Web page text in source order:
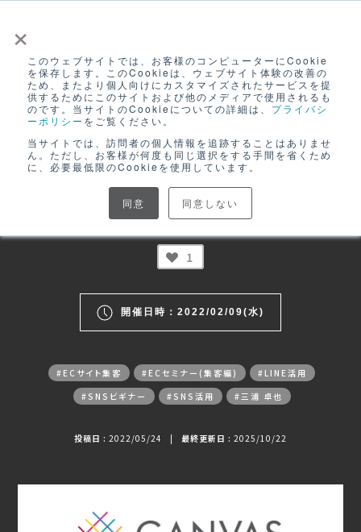
×
このウェブサイトでは、お客様のコンピューターにCookie
を保存します。このCookieは、ウェブサイト体験の改善の
ため、またより個人向けにカスタマイズされたサービスを提
供するためにこのサイトおよび他のメディアで使用されるも
のです。当サイトのCookieについての詳細は、 プライバシ
ーポリシー をご覧ください。
当サイトでは、訪問者の個人情報を追跡することはありませ
ん。ただし、お客様が何度も同じ選択をする手間を省くため
に、必要最低限のCookieを使用しています。
同意 同意しない
ログイン
無料アカウント登録
EC活用・商品開発
02/09開催 | ECセミナー(集客編)
誰を対象に集客するかが一番大事、効率的
な集客とは？｜動画アーカイブ
1
開催日時：2022/02/09(水)
#ECサイト集客 #ECセミナー(集客編)
#LINE活用
#SNSビギナー
#SNS活用 #三浦 卓也
投稿日 : 2022/05/24 | 最終更新日 : 2025/10/22